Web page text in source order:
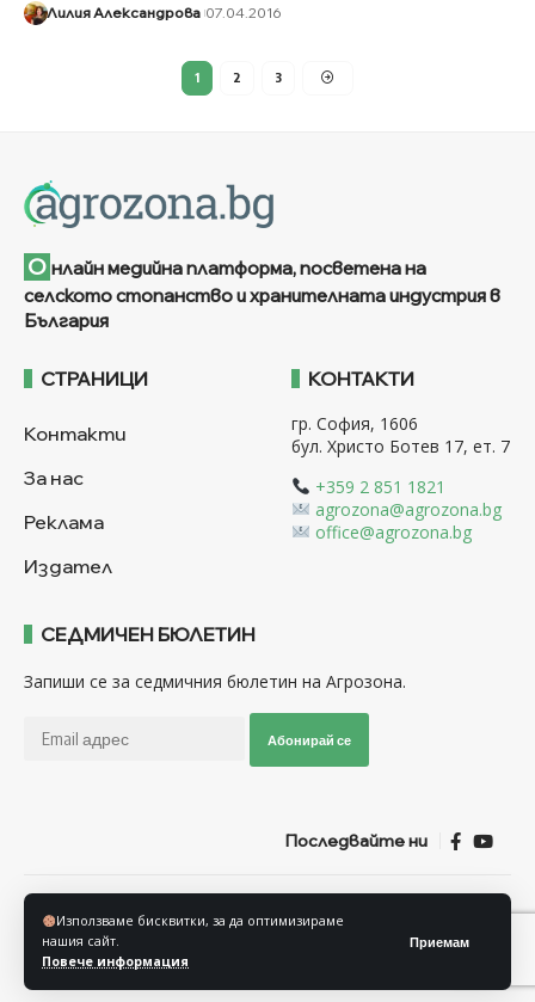
Използваме бисквитки, за да оптимизираме
нашия сайт.
Повече информация
Приемам
Лилия Александрова 07.04.2016
1 2 3
О нлайн медийна платформа, посветена на
селското стопанство и хранителната индустрия в
България
СТРАНИЦИ
Контакти
За нас
Реклама
Издател
КОНТАКТИ
гр. София, 1606
бул. Христо Ботев 17, ет. 7
+359 2 851 1821
agrozona@agrozona.bg
office@agrozona.bg
СЕДМИЧЕН БЮЛЕТИН
Запиши се за седмичния бюлетин на Агрозона.
Абонирай се
Последвайте ни
© Агрозона © 2011-2025 Всички права запазени
Политика за защита на личните данни